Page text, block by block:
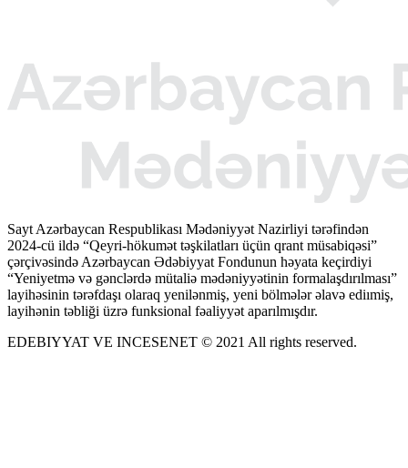
Sayt Azərbaycan Respublikası Mədəniyyət Nazirliyi tərəfindən
2024-cü ildə “Qeyri-hökumət təşkilatları üçün qrant müsabiqəsi”
çərçivəsində Azərbaycan Ədəbiyyat Fondunun həyata keçirdiyi
“Yeniyetmə və gənclərdə mütaliə mədəniyyətinin formalaşdırılması”
layihəsinin tərəfdaşı olaraq yenilənmiş, yeni bölmələr əlavə ediımiş,
layihənin təbliği üzrə funksional fəaliyyət aparılmışdır.
EDEBIYYAT VE INCESENET © 2021 All rights reserved.